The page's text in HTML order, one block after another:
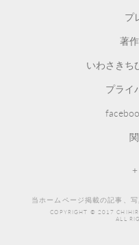
プ
著
いわさきち
プライ
当ホームページ掲載の記事、
COPYRIGHT © 2017
ALL